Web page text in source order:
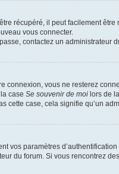
récupéré, il peut facilement
vous connecter.
contactez un administrateur
connexion, vous ne resterez
case Se souvenir de moi lors de
cette case, cela signifie qu’un
vos paramètres
du forum. Si vous rencontrez